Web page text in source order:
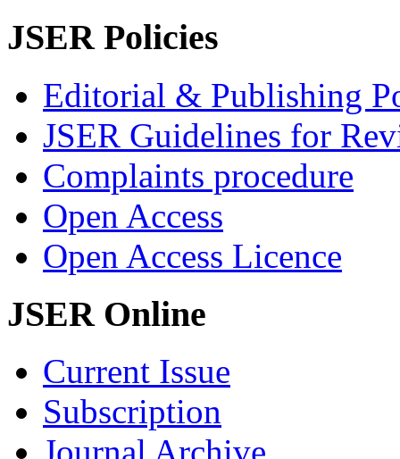
JSER Policies
Editorial & Publishing
JSER Guidelines for
Complaints procedure
Open Access
Open Access Licence
JSER Online
Current Issue
Subscription